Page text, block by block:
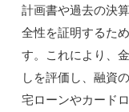
計画書や過去の決
全性を証明するた
す。これにより、
しを評価し、融資
宅ローンやカード